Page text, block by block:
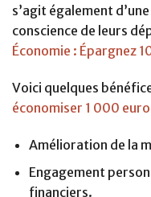
s’agit également
conscience de leurs
Économie : Épargnez
Voici quelques
économiser 1 000
Amélioration de la
Engagement
financiers.